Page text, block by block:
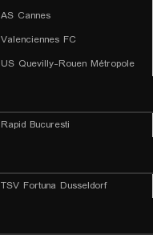
AS Cannes
Valenciennes FC
US Quevilly-Rouen Métropole
Rapid Bucuresti
TSV Fortuna Dusseldorf